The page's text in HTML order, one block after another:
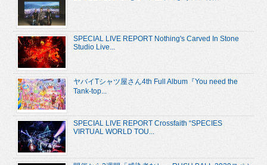
SPECIAL LIVE REPORT Nothing's Carved In Stone
Studio Live...
ヤバイTシャツ屋さん4th Full Album『You need the
Tank-top...
SPECIAL LIVE REPORT Crossfaith “SPECIES
VIRTUAL WORLD TOU...